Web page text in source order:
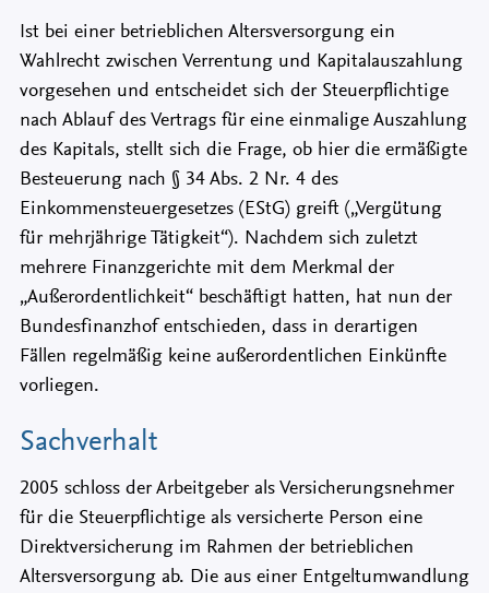
Ist bei einer betrieblichen Altersversorgung ein
Wahlrecht zwischen Verrentung und Kapitalauszahlung
vorgesehen und entscheidet sich der Steuerpflichtige
nach Ablauf des Vertrags für eine einmalige Auszahlung
des Kapitals, stellt sich die Frage, ob hier die ermäßigte
Besteuerung nach § 34 Abs. 2 Nr. 4 des
Einkommensteuergesetzes (EStG) greift („Vergütung
für mehrjährige Tätigkeit“). Nachdem sich zuletzt
mehrere Finanzgerichte mit dem Merkmal der
„Außerordentlichkeit“ beschäftigt hatten, hat nun der
Bundesfinanzhof entschieden, dass in derartigen
Fällen regelmäßig keine außerordentlichen Einkünfte
vorliegen.
Sachverhalt
2005 schloss der Arbeitgeber als Versicherungsnehmer
für die Steuerpflichtige als versicherte Person eine
Direktversicherung im Rahmen der betrieblichen
Altersversorgung ab. Die aus einer Entgeltumwandlung